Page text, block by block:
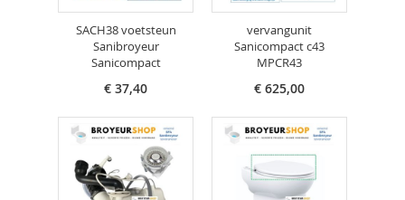
SACH38 voetsteun
Sanibroyeur
Sanicompact
€ 37,40
vervangunit
Sanicompact c43
MPCR43
€ 625,00